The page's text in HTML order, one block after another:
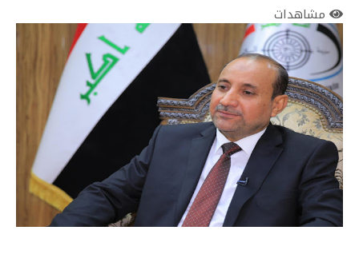
مشاهدات